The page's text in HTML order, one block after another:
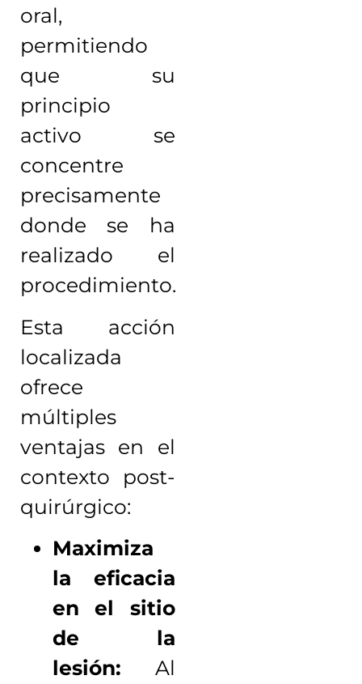
oral,
permitiendo
que su
principio
activo se
concentre
precisamente
donde se ha
realizado el
procedimiento.
Esta acción
localizada
ofrece
múltiples
ventajas en el
contexto post-
quirúrgico:
Maximiza
la eficacia
en el sitio
de la
lesión: Al